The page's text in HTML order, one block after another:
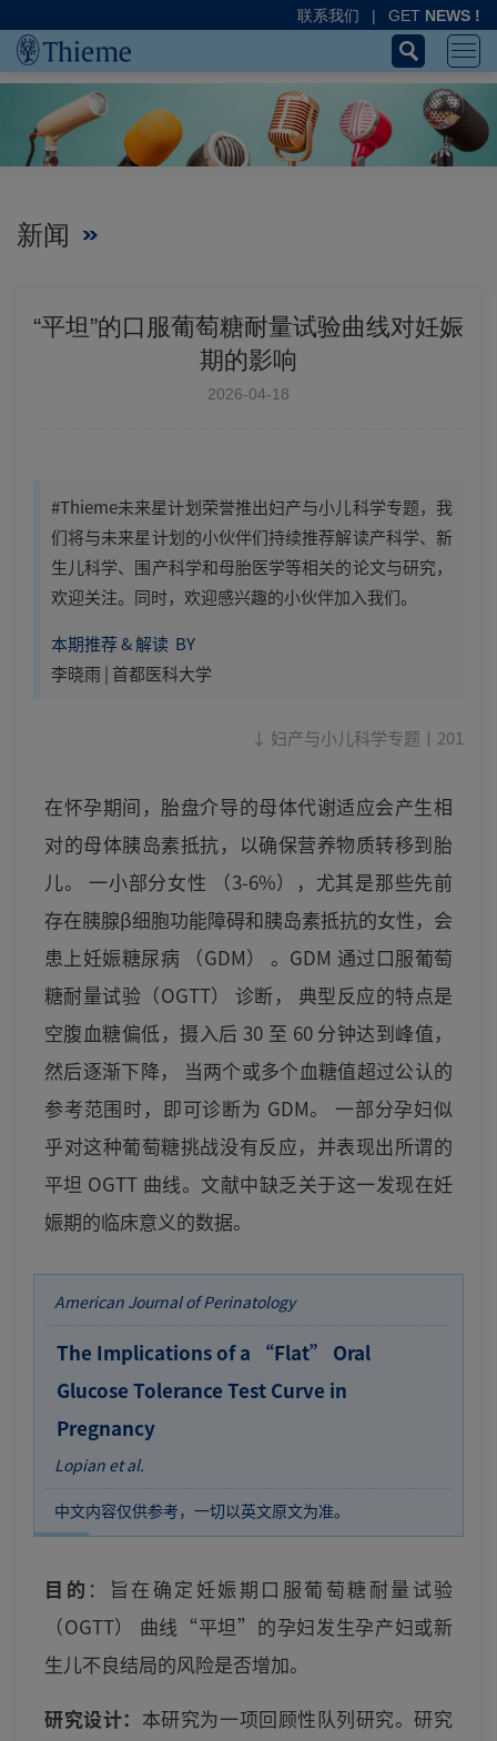
联系我们 | GET NEWS !
新闻
“平坦”的口服葡萄糖耐量试验曲线对妊娠
期的影响
2026-04-18
#Thieme未来星计划荣誉推出妇产与小儿科学专题，我
们将与未来星计划的小伙伴们持续推荐解读产科学、新
生儿科学、围产科学和母胎医学等相关的论文与研究，
欢迎关注。同时，欢迎感兴趣的小伙伴加入我们。
本期推荐 & 解读 BY
李晓雨 | 首都医科大学
↓ 妇产与小儿科学专题丨201
在怀孕期间，胎盘介导的母体代谢适应会产生相
对的母体胰岛素抵抗，以确保营养物质转移到胎
儿。 一小部分女性 （3-6%），尤其是那些先前
存在胰腺β细胞功能障碍和胰岛素抵抗的女性，会
患上妊娠糖尿病 （GDM） 。GDM 通过口服葡萄
糖耐量试验（OGTT） 诊断， 典型反应的特点是
空腹血糖偏低，摄入后 30 至 60 分钟达到峰值，
然后逐渐下降， 当两个或多个血糖值超过公认的
参考范围时，即可诊断为 GDM。 一部分孕妇似
乎对这种葡萄糖挑战没有反应，并表现出所谓的
平坦 OGTT 曲线。文献中缺乏关于这一发现在妊
娠期的临床意义的数据。
American Journal of Perinatology
The Implications of a “Flat” Oral
Glucose Tolerance Test Curve in
Pregnancy
Lopian et al.
中文内容仅供参考，一切以英文原文为准。
目的 ： 旨在确定妊娠期口服葡萄糖耐量试验
（OGTT） 曲线“平坦”的孕妇发生孕产妇或新
生儿不良结局的风险是否增加。
研究设计： 本研究为一项回顾性队列研究。研究